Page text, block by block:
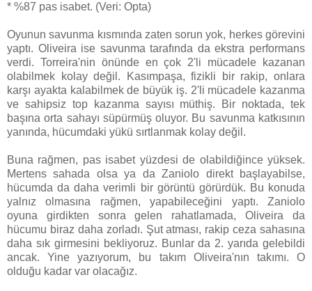
* %87 pas isabet. (Veri: Opta)
Oyunun savunma kısmında zaten sorun yok, herkes görevini
yaptı. Oliveira ise savunma tarafında da ekstra performans
verdi. Torreira'nin önünde en çok 2'li mücadele kazanan
olabilmek kolay değil. Kasımpaşa, fizikli bir rakip, onlara
karşı ayakta kalabilmek de büyük iş. 2'li mücadele kazanma
ve sahipsiz top kazanma sayısı müthiş. Bir noktada, tek
başına orta sahayı süpürmüş oluyor. Bu savunma katkısının
yanında, hücumdaki yükü sırtlanmak kolay değil.
Buna rağmen, pas isabet yüzdesi de olabildiğince yüksek.
Mertens sahada olsa ya da Zaniolo direkt başlayabilse,
hücumda da daha verimli bir görüntü görürdük. Bu konuda
yalnız olmasına rağmen, yapabileceğini yaptı. Zaniolo
oyuna girdikten sonra gelen rahatlamada, Oliveira da
hücumu biraz daha zorladı. Şut atması, rakip ceza sahasına
daha sık girmesini bekliyoruz. Bunlar da 2. yarıda gelebildi
ancak. Yine yazıyorum, bu takım Oliveira'nın takımı. O
olduğu kadar var olacağız.